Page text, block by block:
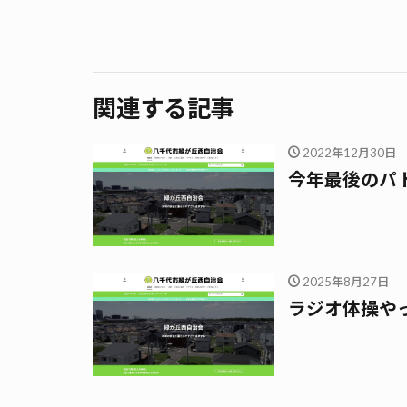
関連する記事
2022年12月30日
今年最後のパ
2025年8月27日
ラジオ体操や